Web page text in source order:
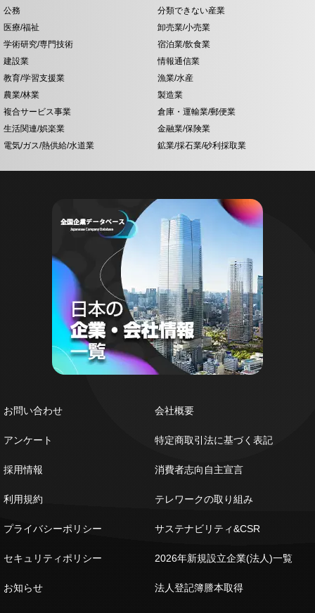
公務
分類できない産業
医療/福祉
卸売業/小売業
学術研究/専門技術
宿泊業/飲食業
建設業
情報通信業
教育/学習支援業
漁業/水産
農業/林業
製造業
複合サービス事業
倉庫・運輸業/郵便業
生活関連/娯楽業
金融業/保険業
電気/ガス/熱供給/水道業
鉱業/採石業/砂利採取業
お問い合わせ
アンケート
採用情報
利用規約
プライバシーポリシー
セキュリティポリシー
お知らせ
会社概要
特定商取引法に基づく表記
消費者志向自主宣言
テレワークの取り組み
サステナビリティ&CSR
2026年新規設立企業(法人)一覧
法人登記簿謄本取得